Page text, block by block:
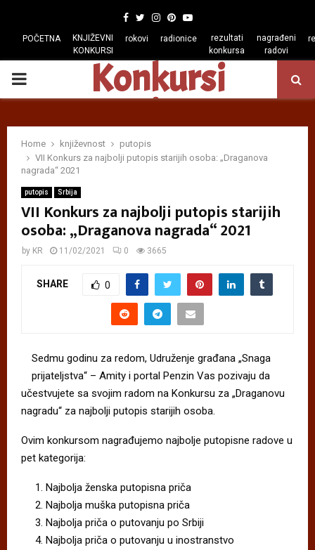
Facebook
TwitterInstagram
Pinterest
Youtube
POČETNA
KNJIŽEVNI
KONKURSI
rokovi radionice
rezultati
konkursa
nagrađeni
radovi
PRIMARY
Konkursi
regiona
Home književnost
putopis
VII Konkurs za najbolji putopis starijih osoba: „Draganova
nagrada“ 2021
putopis Srbija
VII Konkurs za najbolji putopis starijih
osoba: „Draganova nagrada“ 2021
by KR 11/02/2021 0 3665
SHARE 0
Sedmu godinu za redom, Udruženje građana „Snaga
prijateljstva“ – Amity i portal Penzin Vas pozivaju da
učestvujete sa svojim radom na Konkursu za „Draganovu
nagradu“ za najbolji putopis starijih osoba.
Ovim konkursom nagrađujemo najbolje putopisne radove u
pet kategorija:
Najbolja ženska putopisna priča
Najbolja muška putopisna priča
Najbolja priča o putovanju po Srbiji
Najbolja priča o putovanju u inostranstvo